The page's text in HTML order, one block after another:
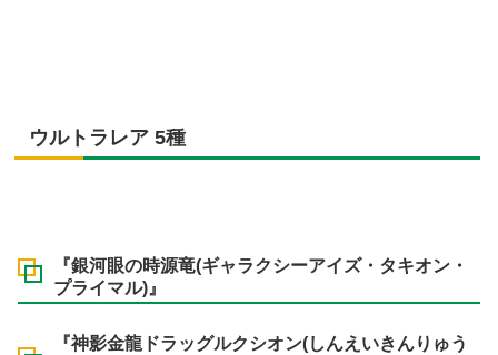
ウルトラレア 5種
『銀河眼の時源竜(ギャラクシーアイズ・タキオン・
プライマル)』
『神影金龍ドラッグルクシオン(しんえいきんりゅう